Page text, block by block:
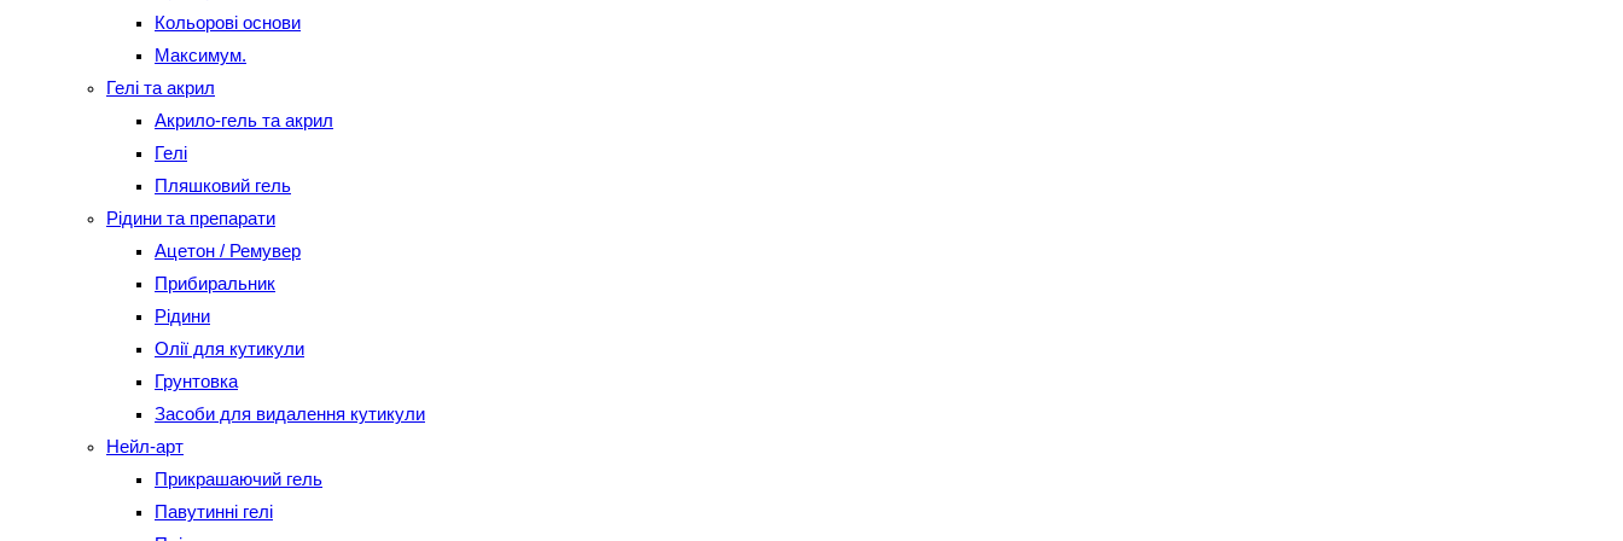
Кольорові основи
Максимум.
Гелі та акрил
Акрило-гель та акрил
Гелі
Пляшковий гель
Рідини та препарати
Ацетон / Ремувер
Прибиральник
Рідини
Олії для кутикули
Грунтовка
Засоби для видалення кутикули
Нейл-арт
Прикрашаючий гель
Павутинні гелі